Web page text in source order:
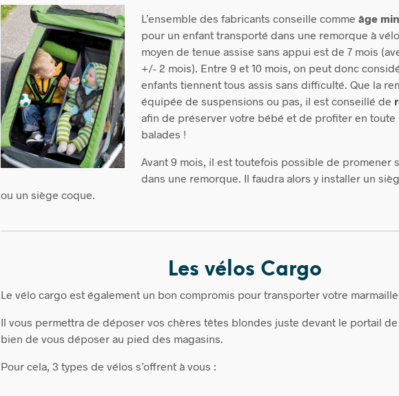
L’ensemble des fabricants conseille comme âge
pour un enfant transporté dans une remorque à
moyen de tenue assise sans appui est de 7 mois
+/- 2 mois). Entre 9 et 10 mois, on peut donc
enfants tiennent tous assis sans difficulté. Que la
équipée de suspensions ou pas, il est conseillé de
afin de préserver votre bébé et de profiter en toute
balades !
Avant 9 mois, il est toutefois possible de promener
dans une remorque. Il faudra alors y installer un
ou un siège coque.
Les vélos Cargo
Le vélo cargo est également un bon compromis pour transporter votre
Il vous permettra de déposer vos chères têtes blondes juste devant le portail
bien de vous déposer au pied des magasins.
Pour cela, 3 types de vélos s’offrent à vous :